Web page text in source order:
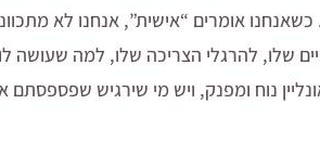
אומרים “אישית”, אנחנו לא
שלו, להרגלי הצריכה שלו, למה שעושה לו
נוח ומפנק, ויש מי שירגיש